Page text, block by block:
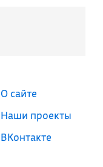
О сайте
Наши проекты
ВКонтакте